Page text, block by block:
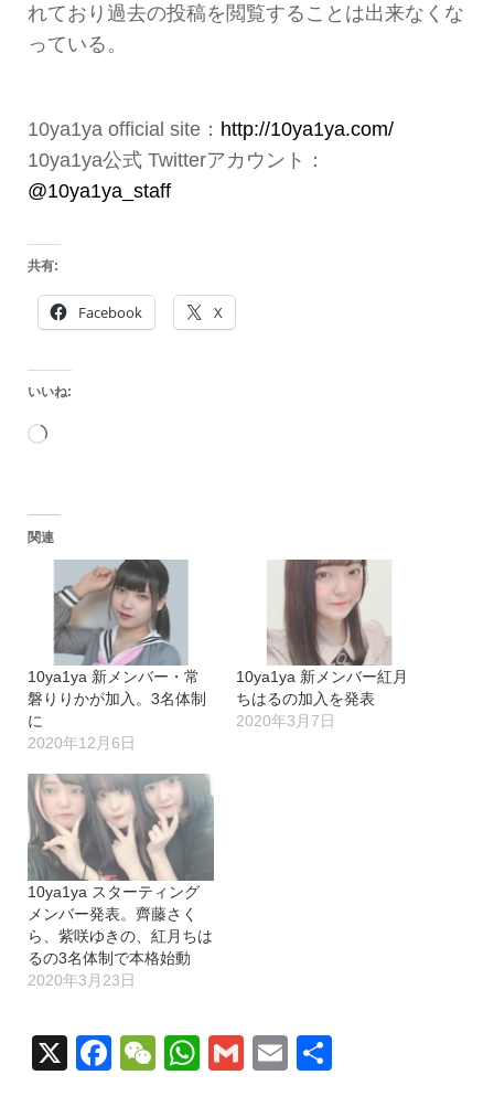
れており過去の投稿を閲覧することは出来なくな
っている。
10ya1ya official site： http://10ya1ya.com/
10ya1ya公式 Twitterアカウント：
@10ya1ya_staff
共有:
Facebook X
いいね:
読
込
中…
関連
10ya1ya 新メンバー・常
磐りりかが加入。3名体制
に
2020年12月6日
10ya1ya 新メンバー紅月
ちはるの加入を発表
2020年3月7日
10ya1ya スターティング
メンバー発表。齊藤さく
ら、紫咲ゆきの、紅月ちは
るの3名体制で本格始動
2020年3月23日
X Facebook
WeChat
WhatsApp
GmailEmail